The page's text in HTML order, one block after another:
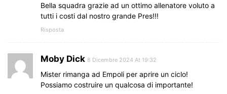
Bella squadra grazie ad un ottimo allenatore voluto a
tutti i costi dal nostro grande Pres!!!
Risposta
Moby Dick 8 Dicembre 2024 At 19:32
Mister rimanga ad Empoli per aprire un ciclo!
Possiamo costruire un qualcosa di importante!